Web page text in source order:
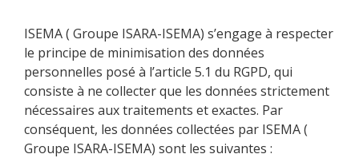
ISEMA ( Groupe ISARA-ISEMA) s’engage à respecter
le principe de minimisation des données
personnelles posé à l’article 5.1 du RGPD, qui
consiste à ne collecter que les données strictement
nécessaires aux traitements et exactes. Par
conséquent, les données collectées par ISEMA (
Groupe ISARA-ISEMA) sont les suivantes :